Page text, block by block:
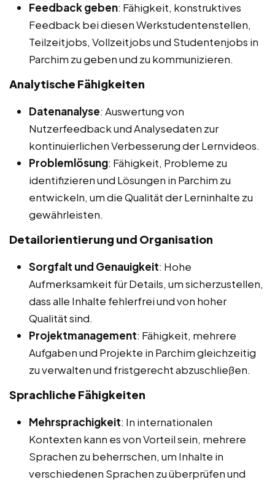
Feedback geben: Fähigkeit, konstruktives
Feedback bei diesen Werkstudentenstellen,
Teilzeitjobs, Vollzeitjobs und Studentenjobs in
Parchim zu geben und zu kommunizieren.
Analytische Fähigkeiten
Datenanalyse: Auswertung von
Nutzerfeedback und Analysedaten zur
kontinuierlichen Verbesserung der Lernvideos.
Problemlösung: Fähigkeit, Probleme zu
identifizieren und Lösungen in Parchim zu
entwickeln, um die Qualität der Lerninhalte zu
gewährleisten.
Detailorientierung und Organisation
Sorgfalt und Genauigkeit: Hohe
Aufmerksamkeit für Details, um sicherzustellen,
dass alle Inhalte fehlerfrei und von hoher
Qualität sind.
Projektmanagement: Fähigkeit, mehrere
Aufgaben und Projekte in Parchim gleichzeitig
zu verwalten und fristgerecht abzuschließen.
Sprachliche Fähigkeiten
Mehrsprachigkeit: In internationalen
Kontexten kann es von Vorteil sein, mehrere
Sprachen zu beherrschen, um Inhalte in
verschiedenen Sprachen zu überprüfen und